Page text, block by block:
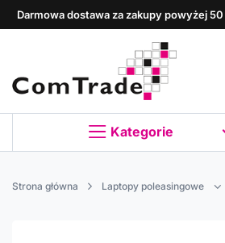
Darmowa dostawa za zakupy powyżej 50
Kategorie
Strona główna Laptopy poleasingowe